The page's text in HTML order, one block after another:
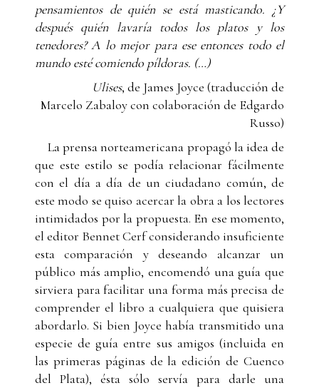
pensamientos de quién se está masticando. ¿Y
después quién lavaría todos los platos y los
tenedores? A lo mejor para ese entonces todo el
mundo esté comiendo píldoras. (…)
Ulises, de James Joyce (traducción de
Marcelo Zabaloy con colaboración de Edgardo
Russo)
La prensa norteamericana propagó la idea de
que este estilo se podía relacionar fácilmente
con el día a día de un ciudadano común, de
este modo se quiso acercar la obra a los lectores
intimidados por la propuesta. En ese momento,
el editor Bennet Cerf considerando insuficiente
esta comparación y deseando alcanzar un
público más amplio, encomendó una guía que
sirviera para facilitar una forma más precisa de
comprender el libro a cualquiera que quisiera
abordarlo. Si bien Joyce había transmitido una
especie de guía entre sus amigos (incluida en
las primeras páginas de la edición de Cuenco
del Plata), ésta sólo servía para darle una